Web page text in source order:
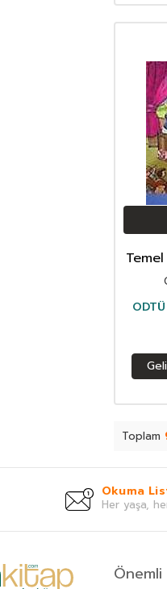
Toplam
Okuma
Her yaşa,